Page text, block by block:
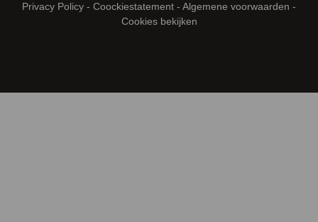
Privacy Policy - Coockiestatement - Algemene voorwaarden -
Cookies bekijken